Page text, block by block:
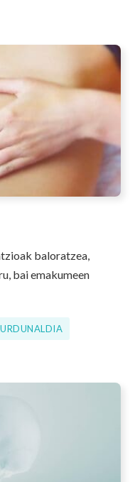
baloratzea,
bai emakumeen